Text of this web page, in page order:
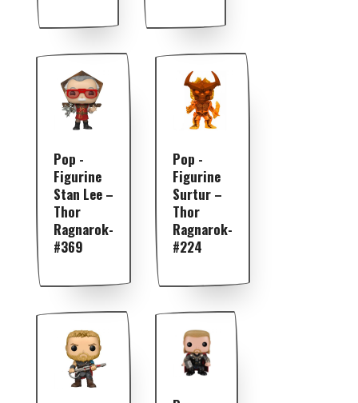
Pop -
Figurine
Stan Lee –
Thor
Ragnarok-
#369
Pop -
Figurine
Surtur –
Thor
Ragnarok-
#224